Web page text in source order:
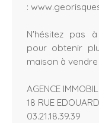
:
N'hésitez pas
pour obtenir
maison à
AGENCE
18 RUE
03.21.18.39.39